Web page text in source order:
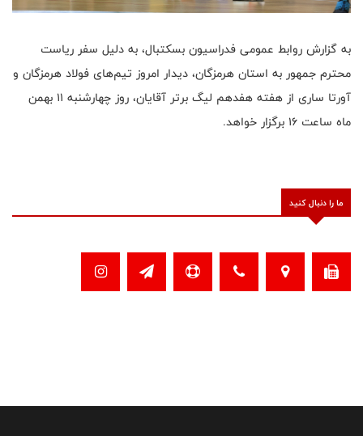
به گزارش روابط عمومی فدراسیون بسکتبال، به دلیل سفر ریاست
محترم جمهور به استان هرمزگان، دیدار امروز تیم‌های فولاد هرمزگان و
آورتا ساری از هفته هفدهم لیگ برتر آقایان، روز چهارشنبه ۱۱ بهمن
ماه ساعت ۱۶ برگزار خواهد.
ما را دنبال کنید